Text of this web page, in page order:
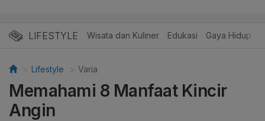
LIFESTYLE Wisata dan Kuliner Edukasi Gaya Hidup
Lifestyle Varia
Memahami 8 Manfaat Kincir
Angin